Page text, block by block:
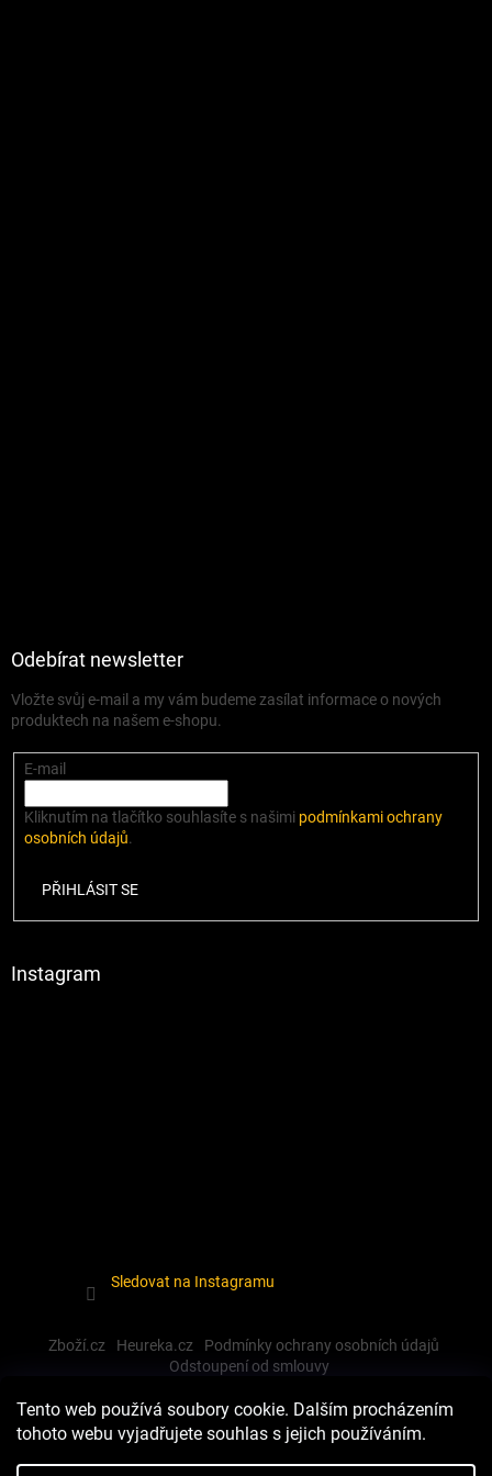
Tento web používá soubory cookie. Dalším procházením
tohoto webu vyjadřujete souhlas s jejich používáním.
Odebírat newsletter
Vložte svůj e-mail a my vám budeme zasílat informace o nových
produktech na našem e-shopu.
E-mail
Kliknutím na tlačítko souhlasíte s našimi podmínkami ochrany
osobních údajů.
PŘIHLÁSIT SE
Instagram
Sledovat na Instagramu
Zboží.cz Heureka.cz
Podmínky ochrany osobních údajů
Odstoupení od smlouvy